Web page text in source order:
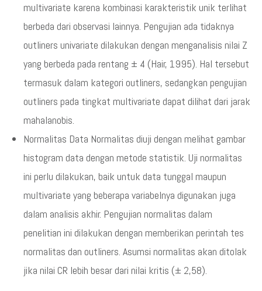
multivariate karena kombinasi karakteristik unik terlihat
berbeda dari observasi lainnya. Pengujian ada tidaknya
outliners univariate dilakukan dengan menganalisis nilai Z
yang berbeda pada rentang ± 4 (Hair, 1995). Hal tersebut
termasuk dalam kategori outliners, sedangkan pengujian
outliners pada tingkat multivariate dapat dilihat dari jarak
mahalanobis.
Normalitas Data Normalitas diuji dengan melihat gambar
histogram data dengan metode statistik. Uji normalitas
ini perlu dilakukan, baik untuk data tunggal maupun
multivariate yang beberapa variabelnya digunakan juga
dalam analisis akhir. Pengujian normalitas dalam
penelitian ini dilakukan dengan memberikan perintah tes
normalitas dan outliners. Asumsi normalitas akan ditolak
jika nilai CR lebih besar dari nilai kritis (± 2,58).